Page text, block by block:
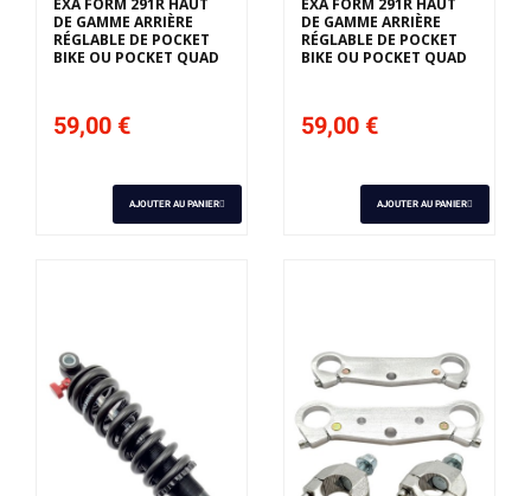
DE GAMME ARRIÈRE
RÉGLABLE DE POCKET
BIKE OU POCKET QUAD
59,00 €
AJOUTER AU PANIER
DE GAMME ARRIÈRE
RÉGLABLE DE POCKET
BIKE OU POCKET QUAD
59,00 €
AJOUTER AU PANIER